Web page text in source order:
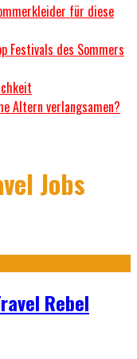
für diese
Festivals des Sommers
Altern verlangsamen?
Jobs
Rebel